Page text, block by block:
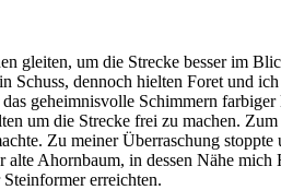
gleiten, um die Strecke besser im
dennoch hielten Foret und
geheimnisvolle Schimmern
um die Strecke frei zu machen.
Zu meiner Überraschung
Ahornbaum, in dessen Nähe
erreichten.